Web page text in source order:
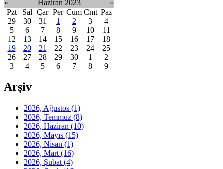
« Haziran 2023
»
Pzt
Sal Çar Per Cum Cmt Paz
29
30 31 1 2 3
4
5
6 7 8 9 10
11
12
13 14 15 16 17
18
19
20 21 22 23 24
25
26
27 28 29 30 1
2
3
4 5 6 7 8 9
Arşiv
2026, Ağustos (1)
2026, Temmuz (8)
2026, Haziran (10)
2026, Mayıs (15)
2026, Nisan (1)
2026, Mart (16)
2026, Şubat (4)